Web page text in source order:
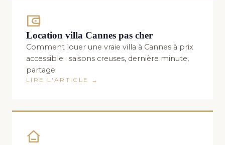
Location villa Cannes pas cher
Comment louer une vraie villa à Cannes à prix
accessible : saisons creuses, dernière minute,
partage.
LIRE L'ARTICLE →